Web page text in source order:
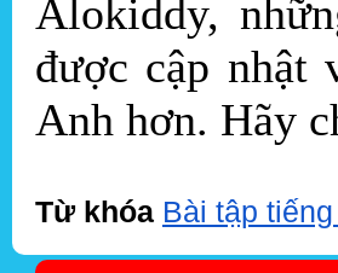
Alokiddy,
được cập nhật
Anh hơn. Hãy
Từ khóa Bài tập